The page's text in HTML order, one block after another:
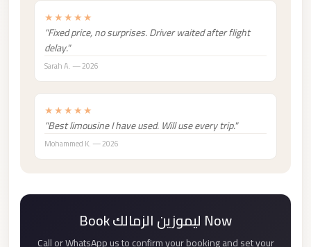
★★★★★
"Fixed price, no surprises. Driver waited after flight
delay."
Sarah A. — 2026
★★★★★
"Best limousine I have used. Will use every trip."
Mohammed K. — 2026
Book ليموزين الزمالك Now
Call or WhatsApp us to confirm your booking and set your
Madinaty
Limousine
Madinaty
Limousine
Limousine
Service
Limousine
Limousine